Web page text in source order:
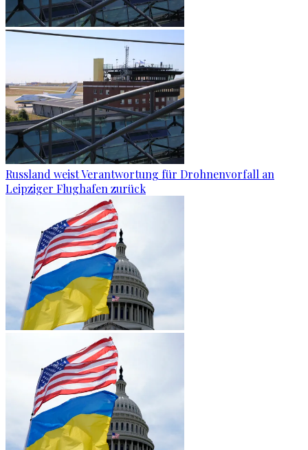
Russland weist Verantwortung für Drohnenvorfall an
Leipziger Flughafen zurück